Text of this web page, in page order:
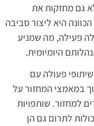
גם מחזקות את
היא ליצור סביבה
פעילה, מה שמניע
היומיומית.
שיתופי פעולה עם
במאמצי המחזור על
למחזור. שותפויות
לתרום גם הן